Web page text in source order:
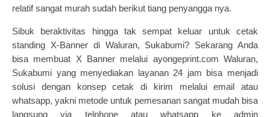
relatif sangat murah sudah berikut tiang penyangga nya.
Sibuk beraktivitas hingga tak sempat keluar untuk cetak
standing X-Banner di Waluran, Sukabumi? Sekarang Anda
bisa membuat X Banner melalui ayongeprint.com Waluran,
Sukabumi yang menyediakan layanan 24 jam bisa menjadi
solusi dengan konsep cetak di kirim melalui email atau
whatsapp, yakni metode untuk pemesanan sangat mudah bisa
langsung via telphone atau whatsapp ke admin